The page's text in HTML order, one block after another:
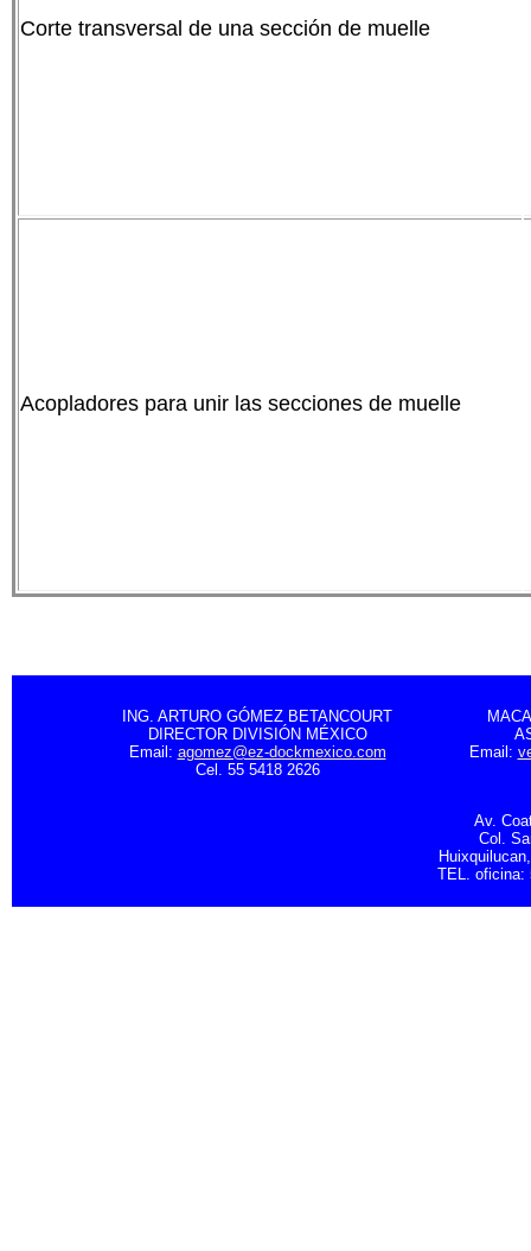
Corte transversal de una sección de muelle
Acopladores para unir las secciones de muelle
ING. ARTURO GÓMEZ BETANCOURT
DIRECTOR DIVISIÓN MÉXICO
Email: agomez@ez-dockmexico.com
Cel. 55 5418 2626
Email:
Av.
Col.
TEL. oficina: